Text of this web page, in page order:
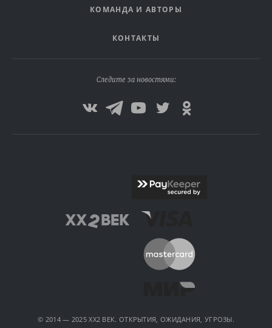
КОМАНДА И АВТОРЫ
КОНТАКТЫ
Следите за новостями:
© 2014 — 2025 XX2 ВЕК. ОТКРЫТИЯ, ОЖИДАНИЯ, УГРОЗЫ.